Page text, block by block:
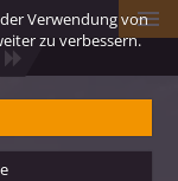
Verwendung von
zu verbessern.